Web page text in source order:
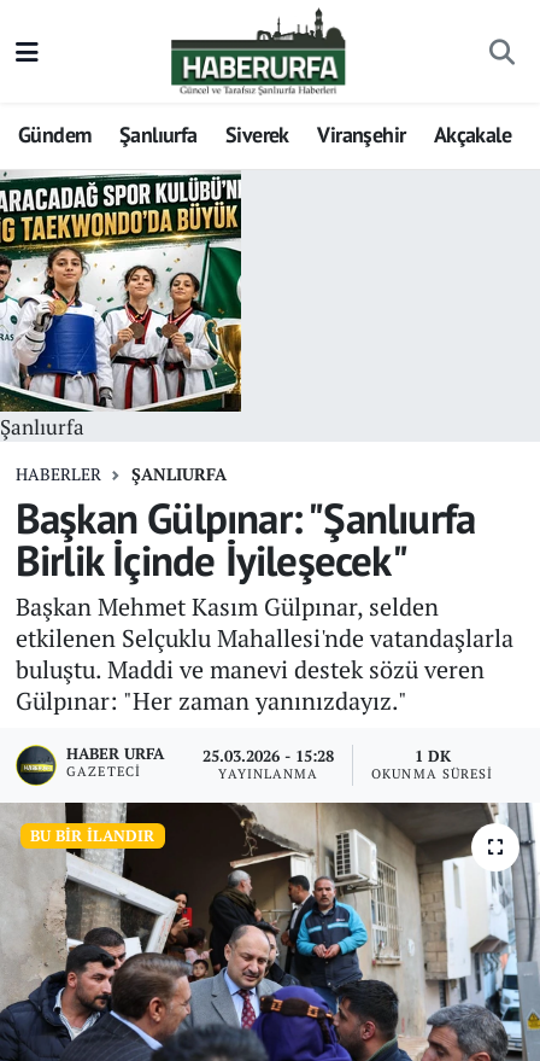
Gündem Şanlıurfa Siverek Viranşehir Akçakale
Şanlıurfa
HABERLER ŞANLIURFA
Başkan Gülpınar: "Şanlıurfa
Birlik İçinde İyileşecek"
Başkan Mehmet Kasım Gülpınar, selden
etkilenen Selçuklu Mahallesi'nde vatandaşlarla
buluştu. Maddi ve manevi destek sözü veren
Gülpınar: "Her zaman yanınızdayız."
HABER URFA
GAZETECI
25.03.2026 - 15:28
YAYINLANMA
1 DK
OKUNMA SÜRESI
BU BIR İLANDIR